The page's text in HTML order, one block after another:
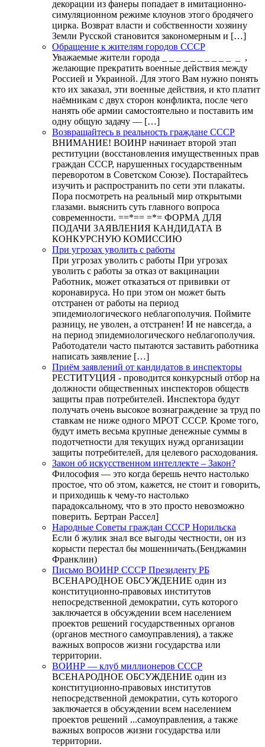
декорации из фанеры попадает в имитационно-
симуляционном режиме клоунов этого бродячего
цирка. Возврат власти и собственности хозяину
Земли Русской становится закономерным и […]
Обращение к жителям городов СССР
Уважаемые жители города _ _ _ _ _ _ _ _ _ _ _ ,
желающие прекратить военные действия между
Россией и Украиной. Для этого Вам нужно понять
кто их заказал, эти военные действия, и кто платит
наёмникам с двух сторон конфликта, после чего
нанять обе армии самостоятельно и поставить им
одну общую задачу — […]
Возвращайтесь в реальность граждане СССР
ВНИМАНИЕ! ВОИНР начинает второй этап
реституции (восстановления имущественных прав
граждан СССР, нарушенных государственным
переворотом в Советском Союзе). Постарайтесь
изучить и распространить по сети эти плакаты.
Пора посмотреть на реальный мир открытыми
глазами. выяснить суть главного вопроса
современности. ==*== =*= ФОРМА ДЛЯ
ПОДАЧИ ЗАЯВЛЕНИЯ КАНДИДАТА В
КОНКУРСНУЮ КОМИССИЮ
При угрозах уволить с работы
При угрозах уволить с работы При угрозах
уволить с работы за отказ от вакцинации
Работник, может отказаться от прививки от
коронавируса. Но при этом он может быть
отстранен от работы на период
эпидемиологического неблагополучия. Поймите
разницу, не уволен, а отстранен! И не навсегда, а
на период эпидемиологического неблагополучия.
Работодатели часто пытаются заставить работника
написать заявление […]
Приём заявлений от кандидатов в инспекторы
РЕСТИТУЦИЯ - проводится конкурсный отбор на
должности общественных инспекторов обществ
защиты прав потребителей. Инспектора будут
получать очень высокое вознаграждение за труд по
ставкам не ниже одного МРОТ СССР. Кроме того,
будут иметь весьма крупные денежные суммы в
подотчетности для текущих нужд организации
защиты потребителей, для целевого расходования.
Закон об искусственном интеллекте – Закон?
Философия — это когда берешь нечто настолько
простое, что об этом, кажется, не стоит и говорить,
и приходишь к чему-то настолько
парадоксальному, что в это просто невозможно
поверить. Бертран Рассел]
Народные Советы граждан СССР Норильска
Если б жулик знал все выгоды честности, он из
корысти перестал бы мошенничать.(Бенджамин
Франклин)
Письмо ВОИНР СССР Президенту РБ
ВСЕНАРОДНОЕ ОБСУЖДЕНИЕ один из
конституционно-правовых институтов
непосредственной демократии, суть которого
заключается в обсуждении всем населением
проектов решений государственных органов
(органов местного самоуправления), а также
важных вопросов жизни государства или
территории.
ВОИНР — клуб миллионеров СССР
ВСЕНАРОДНОЕ ОБСУЖДЕНИЕ один из
конституционно-правовых институтов
непосредственной демократии, суть которого
заключается в обсуждении всем населением
проектов решений ...самоуправления, а также
важных вопросов жизни государства или
территории.